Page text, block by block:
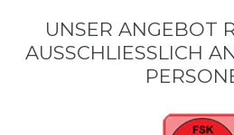
UNSER ANGEBOT
AUSSCHLIESSLICH